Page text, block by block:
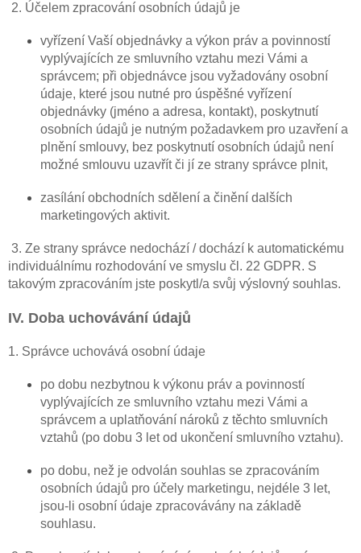
2. Účelem zpracování osobních údajů je
vyřízení Vaší objednávky a výkon práv a povinností
vyplývajících ze smluvního vztahu mezi Vámi a
správcem; při objednávce jsou vyžadovány osobní
údaje, které jsou nutné pro úspěšné vyřízení
objednávky (jméno a adresa, kontakt), poskytnutí
osobních údajů je nutným požadavkem pro uzavření a
plnění smlouvy, bez poskytnutí osobních údajů není
možné smlouvu uzavřít či jí ze strany správce plnit,
zasílání obchodních sdělení a činění dalších
marketingových aktivit.
3. Ze strany správce nedochází / dochází k automatickému
individuálnímu rozhodování ve smyslu čl. 22 GDPR. S
takovým zpracováním jste poskytl/a svůj výslovný souhlas.
IV. Doba uchovávání údajů
1. Správce uchovává osobní údaje
po dobu nezbytnou k výkonu práv a povinností
vyplývajících ze smluvního vztahu mezi Vámi a
správcem a uplatňování nároků z těchto smluvních
vztahů (po dobu 3 let od ukončení smluvního vztahu).
po dobu, než je odvolán souhlas se zpracováním
osobních údajů pro účely marketingu, nejdéle 3 let,
jsou-li osobní údaje zpracovávány na základě
souhlasu.